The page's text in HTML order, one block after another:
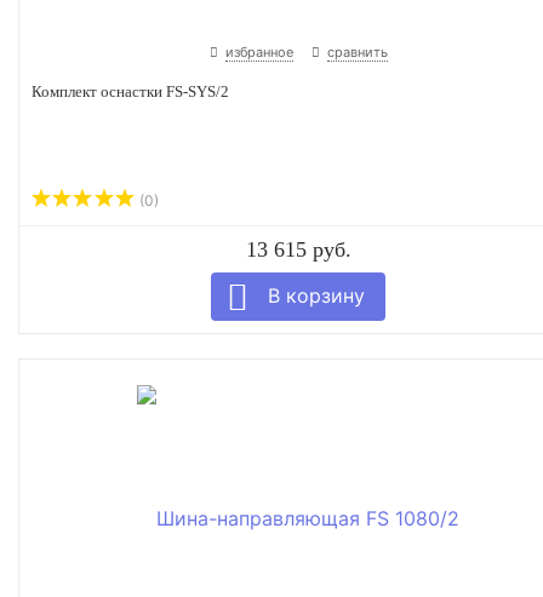
избранное сравнить
Комплект оснастки FS-SYS/2
(0)
13 615 руб.